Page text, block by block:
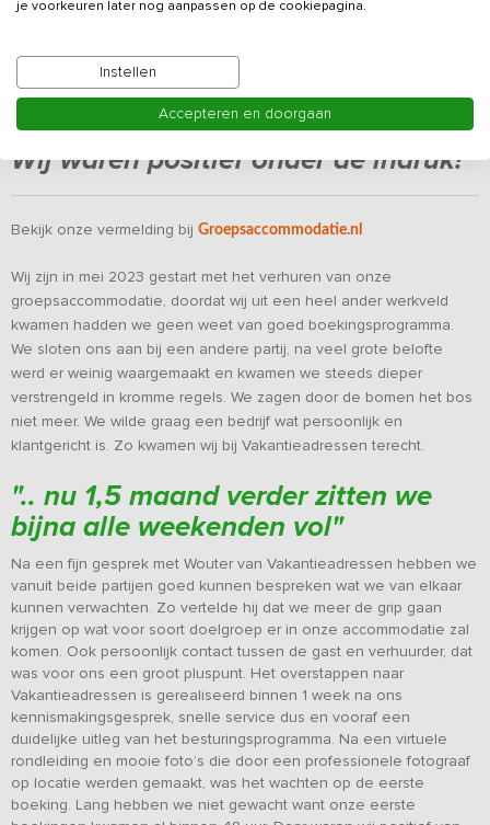
Wij waren positief onder de indruk!
Bekijk onze vermelding bij Groepsaccommodatie.nl
Wij zijn in mei 2023 gestart met het verhuren van onze
groepsaccommodatie, doordat wij uit een heel ander werkveld
kwamen hadden we geen weet van goed boekingsprogramma.
We sloten ons aan bij een andere partij, na veel grote belofte
werd er weinig waargemaakt en kwamen we steeds dieper
verstrengeld in kromme regels. We zagen door de bomen het bos
niet meer. We wilde graag een bedrijf wat persoonlijk en
klantgericht is. Zo kwamen wij bij Vakantieadressen terecht.
".. nu 1,5 maand verder zitten we
bijna alle weekenden vol"
Na een fijn gesprek met Wouter van Vakantieadressen hebben we
vanuit beide partijen goed kunnen bespreken wat we van elkaar
kunnen verwachten. Zo vertelde hij dat we meer de grip gaan
krijgen op wat voor soort doelgroep er in onze accommodatie zal
komen. Ook persoonlijk contact tussen de gast en verhuurder, dat
was voor ons een groot pluspunt. Het overstappen naar
Vakantieadressen is gerealiseerd binnen 1 week na ons
kennismakingsgesprek, snelle service dus en vooraf een
duidelijke uitleg van het besturingsprogramma. Na een virtuele
rondleiding en mooie foto’s die door een professionele fotograaf
op locatie werden gemaakt, was het wachten op de eerste
boeking. Lang hebben we niet gewacht want onze eerste
je voorkeuren later nog aanpassen op de cookiepagina.
Instellen
Accepteren en doorgaan